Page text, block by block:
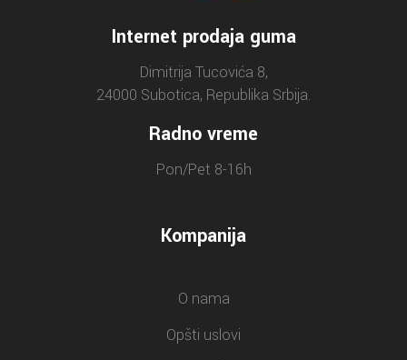
Internet prodaja guma
Dimitrija Tucovića 8,
24000 Subotica, Republika Srbija.
Radno vreme
Pon/Pet 8-16h
Kompanija
O nama
Opšti uslovi